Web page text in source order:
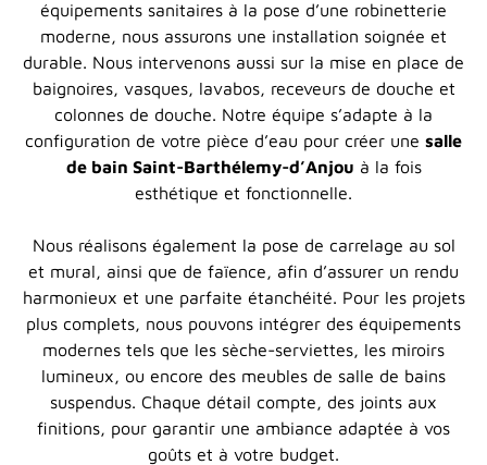
équipements sanitaires à la pose d’une robinetterie
moderne, nous assurons une installation soignée et
durable. Nous intervenons aussi sur la mise en place de
baignoires, vasques, lavabos, receveurs de douche et
colonnes de douche. Notre équipe s’adapte à la
configuration de votre pièce d’eau pour créer une salle
de bain Saint-Barthélemy-d’Anjou à la fois
esthétique et fonctionnelle.
Nous réalisons également la pose de carrelage au sol
et mural, ainsi que de faïence, afin d’assurer un rendu
harmonieux et une parfaite étanchéité. Pour les projets
plus complets, nous pouvons intégrer des équipements
modernes tels que les sèche-serviettes, les miroirs
lumineux, ou encore des meubles de salle de bains
suspendus. Chaque détail compte, des joints aux
finitions, pour garantir une ambiance adaptée à vos
goûts et à votre budget.